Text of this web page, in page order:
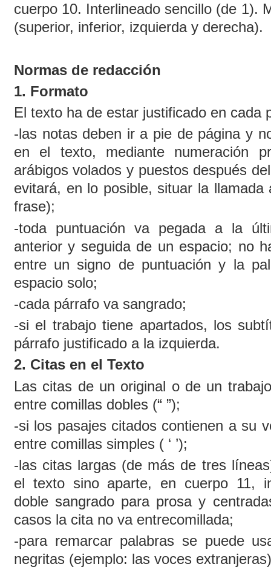
cuerpo 10. Interlineado sencillo (de 1).
(superior, inferior, izquierda y derecha).
Normas de redacción
1. Formato
El texto ha de estar justificado en cada
-las notas deben ir a pie de página y
en el texto, mediante numeración
arábigos volados y puestos después
evitará, en lo posible, situar la
frase);
-toda puntuación va pegada a la
anterior y seguida de un espacio; no
entre un signo de puntuación y la
espacio solo;
-cada párrafo va sangrado;
-si el trabajo tiene apartados, los
párrafo justificado a la izquierda.
2. Citas en el Texto
Las citas de un original o de un
entre comillas dobles (“ ”);
-si los pasajes citados contienen a su
entre comillas simples ( ‘ ’);
-las citas largas (de más de tres
el texto sino aparte, en cuerpo 11,
doble sangrado para prosa y
casos la cita no va entrecomillada;
-para remarcar palabras se puede
negritas (ejemplo: las voces extranjeras)